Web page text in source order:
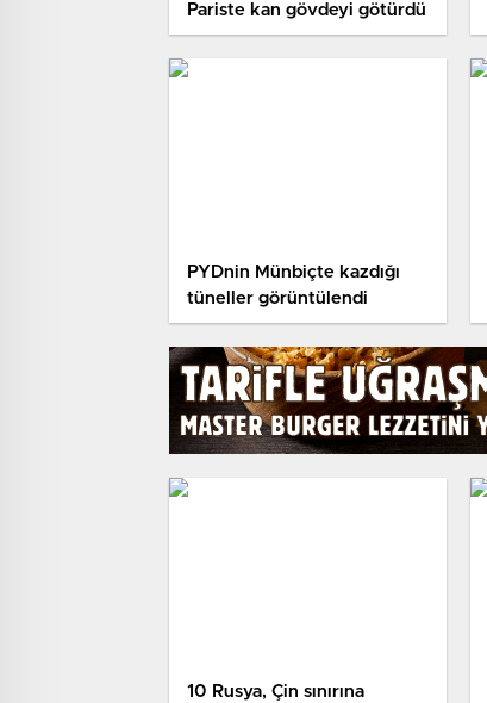
Pariste kan gövdeyi götürdü
PYDnin Münbiçte kazdığı
tüneller görüntülendi​
10 Rusya, Çin sınırına